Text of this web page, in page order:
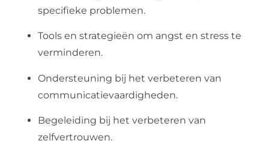
specifieke problemen.
Tools en strategieën om angst en stress te
verminderen.
Ondersteuning bij het verbeteren van
communicatievaardigheden.
Begeleiding bij het verbeteren van
zelfvertrouwen.